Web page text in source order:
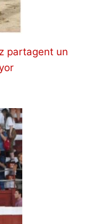
partagent un